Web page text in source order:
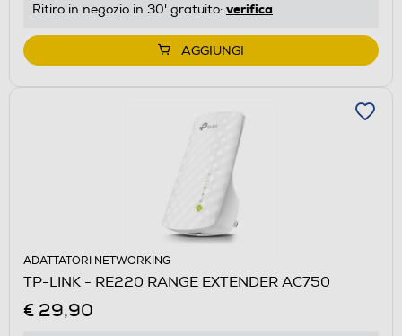
Ritiro in negozio in 30' gratuito: verifica
AGGIUNGI
ADATTATORI NETWORKING
TP-LINK - RE220 RANGE EXTENDER AC750
€ 29,90